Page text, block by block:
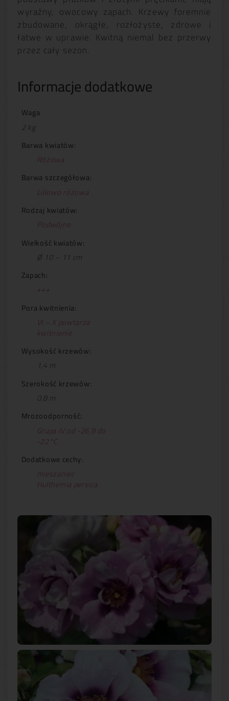
wyraźny, owocowy zapach. Krzewy foremnie
zbudowane, okrągłe, rozłożyste, zdrowe i
łatwe w uprawie. Kwitną niemal bez przerwy
przez cały sezon.
Informacje dodatkowe
Waga
2 kg
Barwa kwiatów:
Różowa
Barwa szczegółowa:
Liliowo różowa
Rodzaj kwiatów:
Podwójne
Wielkość kwiatów:
Ø 10 – 11 cm
Zapach:
+++
Pora kwitnienia:
VI – X powtarza
kwitnienie
Wysokość krzewów:
1,4 m
Szerokość krzewów:
0,8 m
Mrozoodporność:
Grupa IV od -26,8 do
-22°C
Dodatkowe cechy:
mieszaniec
Hulthemia persica